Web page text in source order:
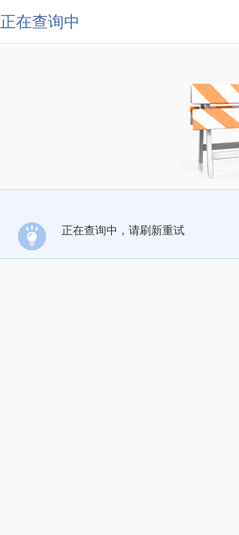
正在查询中
正在查询中，请刷新重试